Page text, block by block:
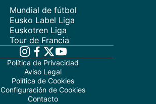
Mundial de fútbol
Eusko Label Liga
Euskotren Liga
Tour de Francia
Política de Privacidad
Aviso Legal
Política de Cookies
Configuración de Cookies
Contacto